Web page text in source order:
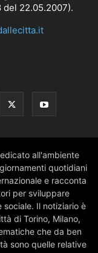
22.05.2007).
all'ambiente
quotidiani
e racconta
per sviluppare
sociale. Il notiziario è
di Torino, Milano,
che da ben
sono quelle relative